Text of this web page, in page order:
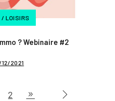
/ LOISIRS
? Webinaire #2
2021
2